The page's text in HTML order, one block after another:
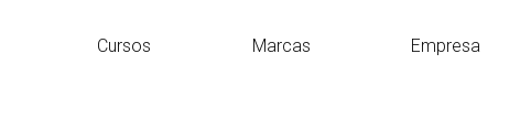
Cursos Marcas Empresa